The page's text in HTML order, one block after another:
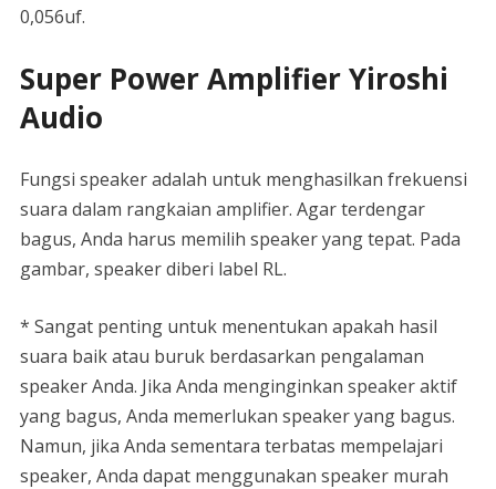
0,056uf.
Super Power Amplifier Yiroshi
Audio
Fungsi speaker adalah untuk menghasilkan frekuensi
suara dalam rangkaian amplifier. Agar terdengar
bagus, Anda harus memilih speaker yang tepat. Pada
gambar, speaker diberi label RL.
* Sangat penting untuk menentukan apakah hasil
suara baik atau buruk berdasarkan pengalaman
speaker Anda. Jika Anda menginginkan speaker aktif
yang bagus, Anda memerlukan speaker yang bagus.
Namun, jika Anda sementara terbatas mempelajari
speaker, Anda dapat menggunakan speaker murah